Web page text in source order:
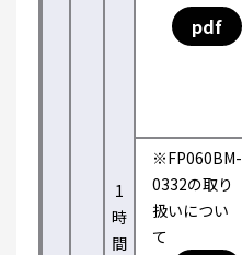
1
時
間
pdf
※FP060BM-
0332の取り
扱いについ
て